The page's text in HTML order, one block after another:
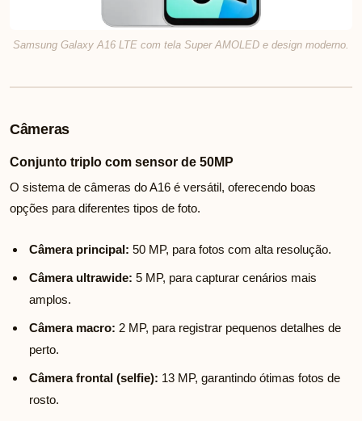
Samsung Galaxy A16 LTE com tela Super AMOLED e design moderno.
Câmeras
Conjunto triplo com sensor de 50MP
O sistema de câmeras do A16 é versátil, oferecendo boas
opções para diferentes tipos de foto.
Câmera principal: 50 MP, para fotos com alta resolução.
Câmera ultrawide: 5 MP, para capturar cenários mais
amplos.
Câmera macro: 2 MP, para registrar pequenos detalhes de
perto.
Câmera frontal (selfie): 13 MP, garantindo ótimas fotos de
rosto.